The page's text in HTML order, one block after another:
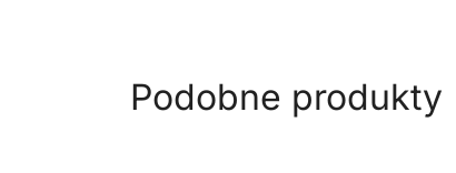
Podobne produkty